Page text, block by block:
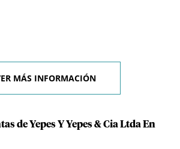
MÁS INFORMACIÓN
de Yepes Y Yepes & Cia Ltda En